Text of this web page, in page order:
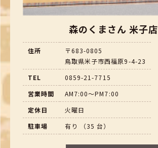
森のくまさん 米子店
住所
〒683-0805
鳥取県米子市西福原9-4-23
TEL
0859-21-7715
営業時間
AM7:00～PM7:00
定休日
火曜日
駐車場
有り （35 台）